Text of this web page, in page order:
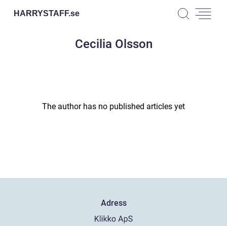
HARRYSTAFF.se
Cecilia Olsson
The author has no published articles yet
Adress